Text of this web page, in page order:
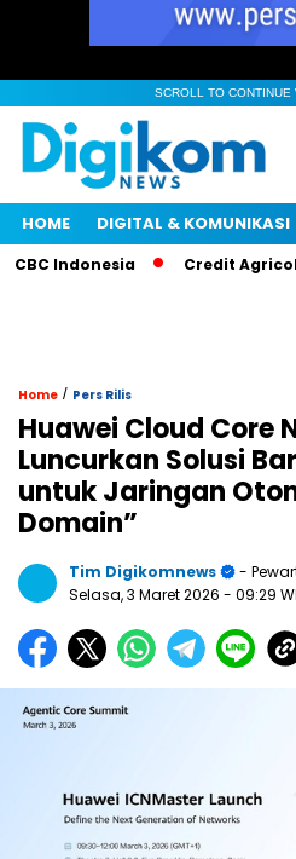
SCROLL TO CONTINUE
HOME DIGITAL & KOMUNIKASI
Indonesia Credit Agricole
Home / Pers Rilis
Huawei Cloud Core
Luncurkan Solusi
untuk Jaringan
Domain”
Tim Digikomnews
-
Selasa, 3 Maret 2026 - 09:29